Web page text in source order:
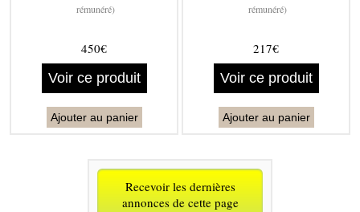
rémunéré)
450€
Voir ce produit
Ajouter au panier
rémunéré)
217€
Voir ce produit
Ajouter au panier
Recevoir les dernières
annonces de cette page